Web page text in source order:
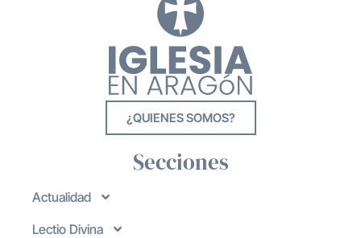
¿QUIENES SOMOS?
Secciones
Actualidad
Lectio Divina